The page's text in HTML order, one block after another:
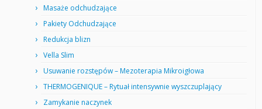
Masaże odchudzające
Pakiety Odchudzające
Redukcja blizn
Vella Slim
Usuwanie rozstępów – Mezoterapia Mikroigłowa
THERMOGENIQUE – Rytuał intensywnie wyszczuplający
Zamykanie naczynek